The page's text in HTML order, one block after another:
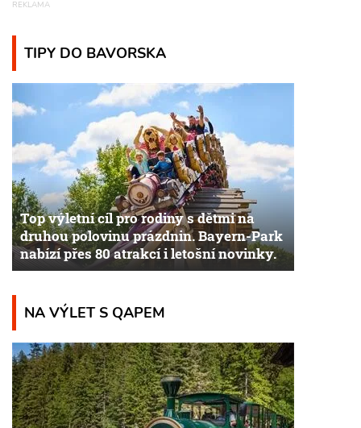
TIPY DO BAVORSKA
Top výletní cíl pro rodiny s dětmi na
druhou polovinu prázdnin. Bayern-Park
nabízí přes 80 atrakcí i letošní novinky.
NA VÝLET S QAPEM